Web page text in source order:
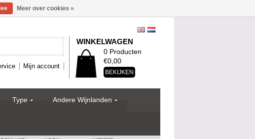
Mijn account
WINKELWAGEN
0 Producten
€0,00
BEKIJKEN
Type Andere Wijnlanden
Meer over cookies »